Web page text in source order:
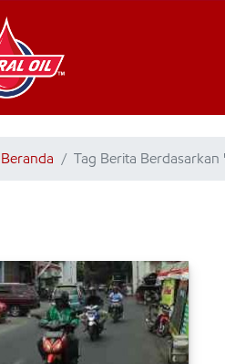
Beranda Tag Berita